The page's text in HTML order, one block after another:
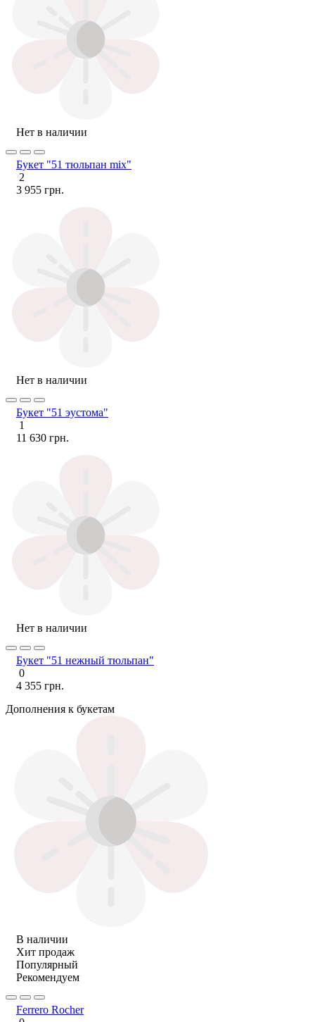
Нет в наличии
Букет "51 тюльпан mix"
2
3 955 грн.
Нет в наличии
Букет "51 эустома"
1
11 630 грн.
Нет в наличии
Букет "51 нежный тюльпан"
0
4 355 грн.
Дополнения к букетам
В наличии
Хит продаж
Популярный
Рекомендуем
Ferrero Rocher